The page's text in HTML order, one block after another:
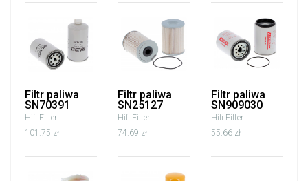
Filtr paliwa
SN70391
Hifi Filter
101.75 zł
Filtr paliwa
SN25127
Hifi Filter
74.69 zł
Filtr paliwa
SN909030
Hifi Filter
55.66 zł